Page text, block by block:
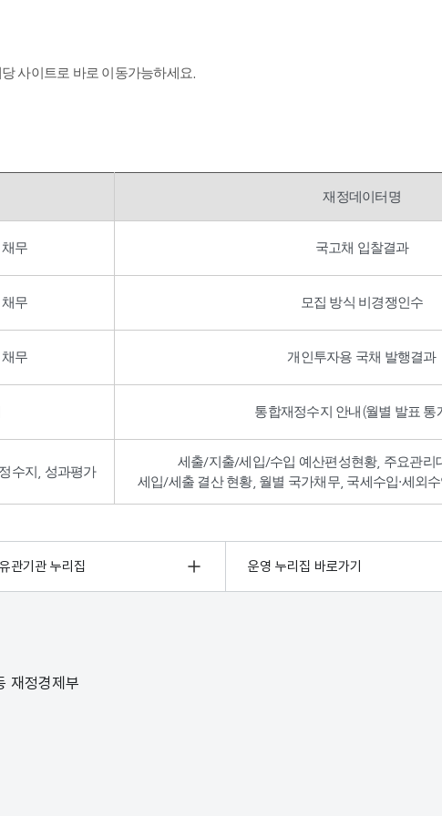
사이트로 바로 이동가능하세요.
재정데이터명
무 국고채 입찰결과
무 모집 방식 비경쟁인수
무 개인투자용 국채 발행결과
통합재정수지 안내(월별 발표 통
수지, 성과평가
세출/지출/세입/수입 예산편성현황, 주요관리
세입/세출 결산 현황, 월별 국가채무, 국세수입·세외
관기관 누리집 운영 누리집 바로가기
재정경제부